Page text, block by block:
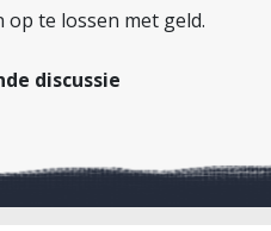
te lossen met geld.
discussie